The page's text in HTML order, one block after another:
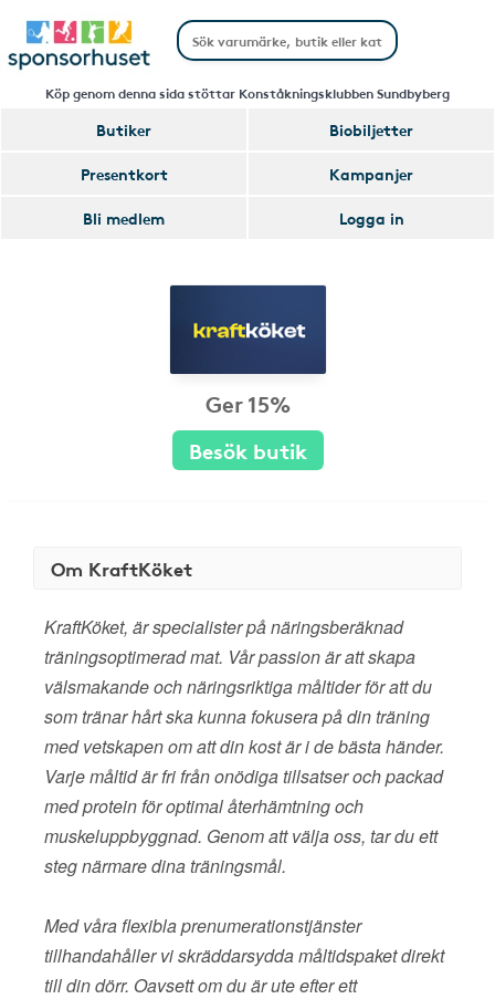
Köp genom denna sida stöttar Konståkningsklubben Sundbyberg
Butiker
Biobiljetter
Presentkort
Kampanjer
Bli medlem
Logga in
Ger 15%
Besök butik
Om KraftKöket
KraftKöket, är specialister på näringsberäknad
träningsoptimerad mat. Vår passion är att skapa
välsmakande och näringsriktiga måltider för att du
som tränar hårt ska kunna fokusera på din träning
med vetskapen om att din kost är i de bästa händer.
Varje måltid är fri från onödiga tillsatser och packad
med protein för optimal återhämtning och
muskeluppbyggnad. Genom att välja oss, tar du ett
steg närmare dina träningsmål.
Med våra flexibla prenumerationstjänster
tillhandahåller vi skräddarsydda måltidspaket direkt
till din dörr. Oavsett om du är ute efter ett